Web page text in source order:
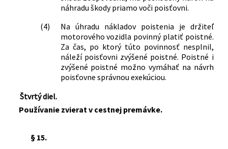
náhradu škody priamo voči poisťovni.
(4)
Na úhradu nákladov poistenia je držiteľ
motorového vozidla povinný platiť poistné.
Za čas, po ktorý túto povinnosť nesplnil,
náleží poisťovni zvýšené poistné. Poistné i
zvýšené poistné možno vymáhať na návrh
poisťovne správnou exekúciou.
Štvrtý diel.
Používanie zvierat v cestnej premávke.
§ 15.